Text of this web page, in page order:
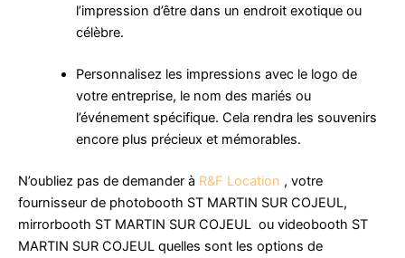
l’impression d’être dans un endroit exotique ou
célèbre.
Personnalisez les impressions avec le logo de
votre entreprise, le nom des mariés ou
l’événement spécifique. Cela rendra les souvenirs
encore plus précieux et mémorables.
N’oubliez pas de demander à R&F Location , votre
fournisseur de photobooth ST MARTIN SUR COJEUL,
mirrorbooth ST MARTIN SUR COJEUL ou videobooth ST
MARTIN SUR COJEUL quelles sont les options de